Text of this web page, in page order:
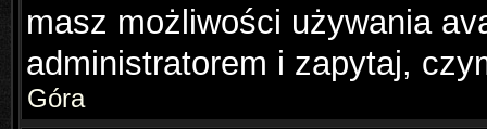
masz możliwości używania
administratorem i zapytaj,
Góra